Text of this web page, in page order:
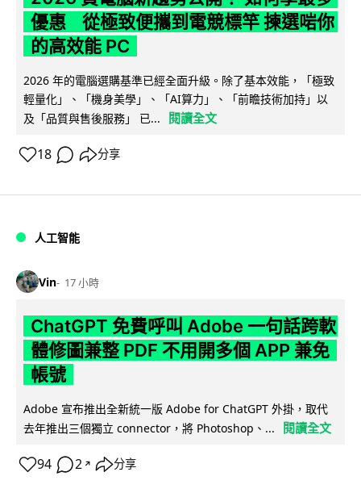
優惠 從極致便攜到電競標竿 揀選啱你
的高效能 PC
2026 年的電腦選購基準已經全面升級。除了基本效能，「極致
輕量化」、「機身美學」、「AI算力」、「前瞻技術加持」以
及「品質與售後服務」 已...
閱讀全文
18 分享
人工智能
Vin 17 小時
ChatGPT 免費呼叫 Adobe 一句話跨軟
體修圖兼整 PDF 不用開多個 APP 兼免
帳號
Adobe 宣布推出全新統一版 Adobe for ChatGPT 外掛，取代
去年推出三個獨立 connector，將 Photoshop、...
閱讀全文
94 2 ↗ 分享